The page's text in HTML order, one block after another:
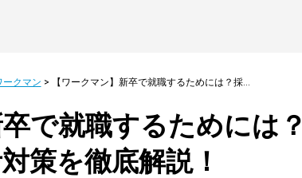
ークマン > 【ワークマン】新卒で就職するためには？採用フローや選考対策を徹底解説！
で就職するためには？
策を徹底解説！